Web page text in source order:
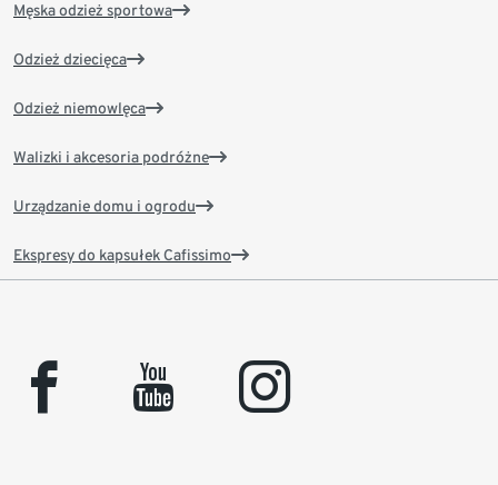
Męska odzież sportowa
Odzież dziecięca
Odzież niemowlęca
Walizki i akcesoria podróżne
Urządzanie domu i ogrodu
Ekspresy do kapsułek Cafissimo
facebook youtube instagram